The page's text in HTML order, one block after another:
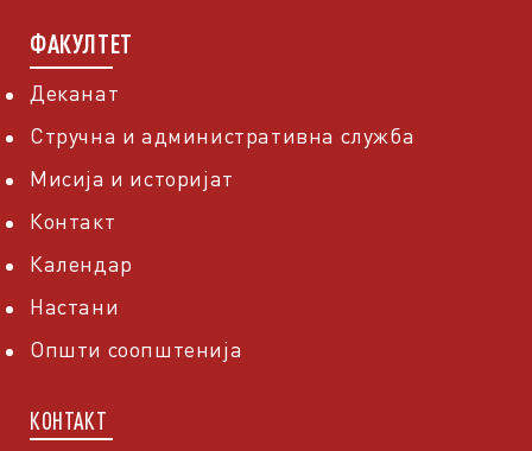
ФАКУЛТЕТ
Деканат
Стручна и административна служба
Мисија и историјат
Контакт
Календар
Настани
Општи соопштенија
КОНТАКТ